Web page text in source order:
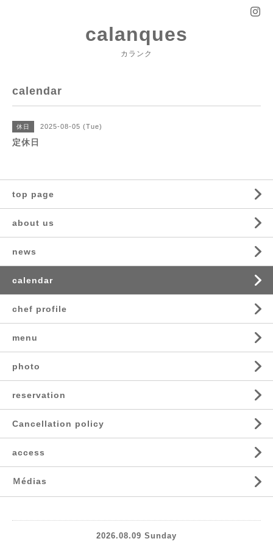
calanques
カランク
calendar
休日 2025-08-05 (Tue)
定休日
top page
about us
news
calendar
chef profile
menu
photo
reservation
Cancellation policy
access
Ｍédias
2026.08.09 Sunday